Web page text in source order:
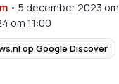
• 5 december 2023 om
om 11:00
op Google Discover